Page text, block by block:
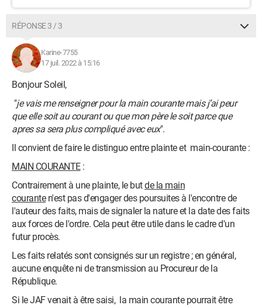
RÉPONSE 3 / 3
Karine-7755
17 juil. 2022 à 15:16
Bonjour Soleil,
"je vais me renseigner pour la main courante mais j’ai peur
que elle soit au courant ou que mon père le soit parce que
apres sa sera plus compliqué avec eux".
Il convient de faire le distinguo entre plainte et main-courante :
MAIN COURANTE:
Contrairement à une plainte, le butde la main
couranten'est pas d'engager des poursuites à l'encontre de
l'auteur des faits, mais de signaler la nature et la date des faits
aux forces de l'ordre. Cela peut être utile dans le cadre d'un
futur procès.
Les faits relatés sont consignés sur un registre ; en général,
aucune enquête ni de transmission au Procureur de la
République.
Si le JAF venait à être saisi, la main courante pourrait être